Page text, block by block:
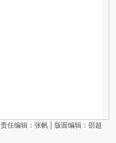
责任编辑：张帆 | 版面编辑：邵超